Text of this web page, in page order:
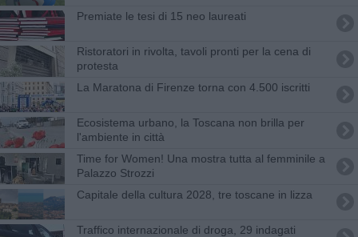
Premiate le tesi di 15 neo laureati
Ristoratori in rivolta, tavoli pronti per la cena di
protesta
La Maratona di Firenze torna con 4.500 iscritti
Ecosistema urbano, la Toscana non brilla per
l'ambiente in città
​Time for Women! Una mostra tutta al femminile a
Palazzo Strozzi
Capitale della cultura 2028, tre toscane in lizza
Traffico internazionale di droga, 29 indagati